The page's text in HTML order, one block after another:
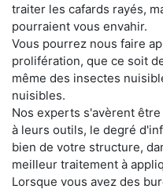
traiter les cafards rayés,
pourraient vous envahir.
Vous pourrez nous faire
prolifération, que ce soit
même des insectes
nuisibles.
Nos experts s'avèrent
à leurs outils, le degré
bien de votre structure,
meilleur traitement à
Lorsque vous avez des